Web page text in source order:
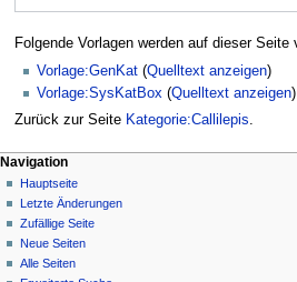
Folgende Vorlagen werden auf dieser Seite
Vorlage:GenKat (Quelltext anzeigen)
Vorlage:SysKatBox (Quelltext anzeigen)
Zurück zur Seite Kategorie:Callilepis.
Navigation
Hauptseite
Letzte Änderungen
Zufällige Seite
Neue Seiten
Alle Seiten